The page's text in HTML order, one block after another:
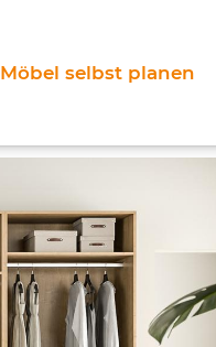
Möbel selbst planen